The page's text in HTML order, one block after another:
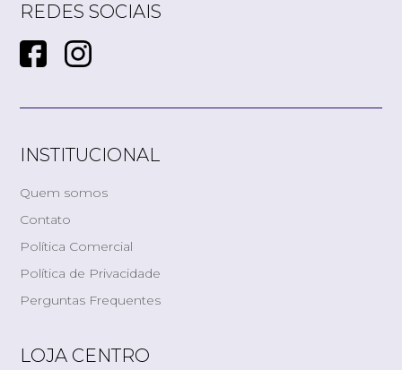
Quero me cadastrar
REDES SOCIAIS
INSTITUCIONAL
Quem somos
Contato
Política Comercial
Política de Privacidade
Perguntas Frequentes
LOJA CENTRO